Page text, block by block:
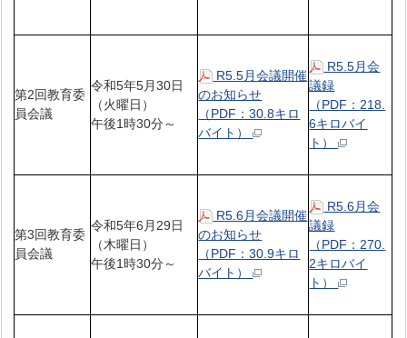
第2回教育委
員会議
令和5年5月30日
（火曜日）
午後1時30分～
R5.5月会議開催
のお知らせ
（PDF：30.8キロ
バイト）
R5.5月会
議録
（PDF：218.
6キロバイ
ト）
第3回教育委
員会議
令和5年6月29日
（木曜日）
午後1時30分～
R5.6月会議開催
のお知らせ
（PDF：30.9キロ
バイト）
R5.6月会
議録
（PDF：270.
2キロバイ
ト）